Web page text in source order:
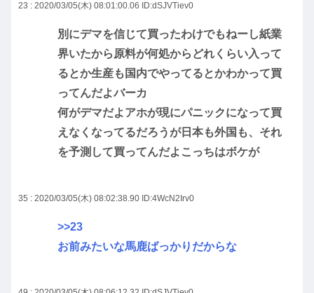
23 : 2020/03/05(木) 08:01:00.06 ID:dSJVTiev0
別にデマを信じて買ったわけでもねーし紙業
界いたから原料が何処からどれくらい入って
るとか生産も国内でやってるとかわかって買
ってんだよバーカ
何がデマだよアホが現にパニックになって買
えなくなってるだろうが日本も外国も、それ
を予測して買ってんだよこっちはボケが
35 : 2020/03/05(木) 08:02:38.90 ID:4WcN2Irv0
>>23
お前みたいな馬鹿ばっかりだからな